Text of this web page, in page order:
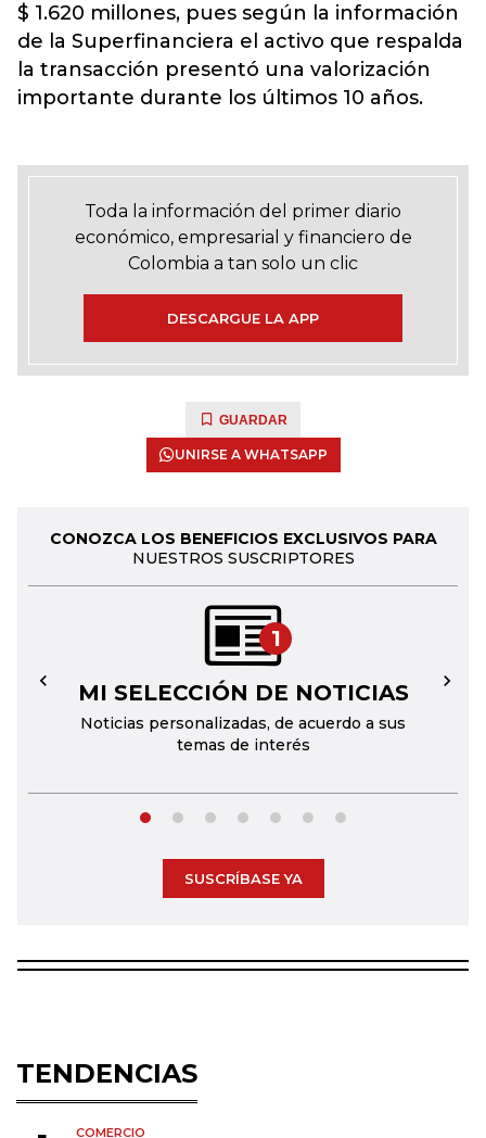
$ 1.620 millones, pues según la información
de la Superfinanciera el activo que respalda
la transacción presentó una valorización
importante durante los últimos 10 años.
Toda la información del primer diario
económico, empresarial y financiero de
Colombia a tan solo un clic
DESCARGUE LA APP
GUARDAR
UNIRSE A WHATSAPP
CONOZCA LOS BENEFICIOS EXCLUSIVOS PARA
NUESTROS SUSCRIPTORES
1
MI SELECCIÓN DE NOTICIAS
Noticias personalizadas, de acuerdo a sus
temas de interés
← →
SUSCRÍBASE YA
TENDENCIAS
COMERCIO